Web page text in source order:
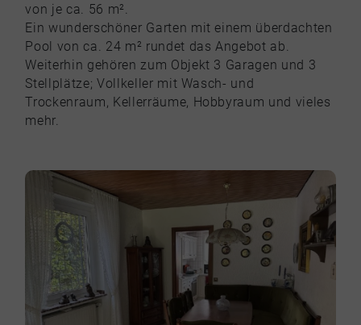
von je ca. 56 m².
Ein wunderschöner Garten mit einem überdachten
Pool von ca. 24 m² rundet das Angebot ab.
Weiterhin gehören zum Objekt 3 Garagen und 3
Stellplätze; Vollkeller mit Wasch- und
Trockenraum, Kellerräume, Hobbyraum und vieles
mehr.